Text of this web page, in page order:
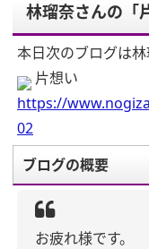
林瑠奈さんの「
本日次のブログは林
片想い
https://
02
ブログの概要
お疲れ様です。